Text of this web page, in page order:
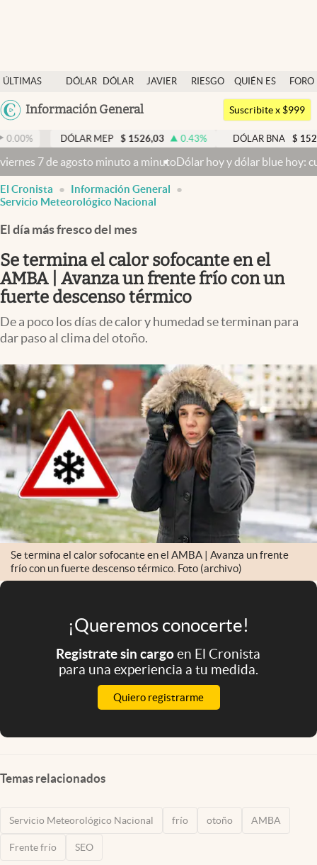
ÚLTIMAS
NOTICIAS
DÓLAR
DÓLAR
JAVIER
RIESGO
QUIÉN ES
QUIÉN
FORO
Argentina
México
Información General
Dólar
Members
Economía y Política
Finanzas y Mercados
Mercados Online
Otras secciones
Apertura
Infotechnology
Clima
Mundial 2026
Eventos Corporativos
El Cronista Studio
Mediakit
abre en nueva pestaña
Argentina
Suscribite x $999
DÓLAR MEP $ 1526,03 0.43% DÓLAR BNA $ 1520 0.00%
agosto minuto a minutoDólar hoy y dólar blue hoy: cuál es la
El Cronista
Información General
Servicio Meteorológico Nacional
El día más fresco del mes
Se termina el calor sofocante en el
AMBA | Avanza un frente frío con un
fuerte descenso térmico
De a poco los días de calor y humedad se terminan para
dar paso al clima del otoño.
Se termina el calor sofocante en el AMBA | Avanza un frente
frío con un fuerte descenso térmico. Foto (archivo)
¡Queremos conocerte!
Registrate sin cargoen El Cronista
para una experiencia a tu medida.
Quiero registrarme
Temas relacionados
Servicio Meteorológico Nacional frío otoño AMBA
Frente frío SEO